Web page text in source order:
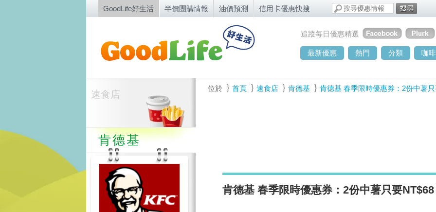
GoodLife好生活 半價團購情報 油價預測 信用卡優惠快搜
追蹤每日優惠精選
最新優惠 熱門 分類 咖啡
速食店
肯德基
位於 首頁 速食店 肯德基 肯德基 春季限時優惠券：2份中薯
肯德基 春季限時優惠券：2份中薯只要